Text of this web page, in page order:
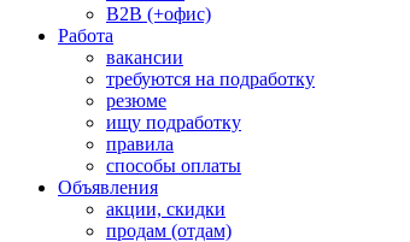
B2B (+офис)
Работа
вакансии
требуются на подработку
резюме
ищу подработку
правила
способы оплаты
Объявления
акции, скидки
продам (отдам)